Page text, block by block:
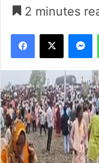
2 minutes
Facebook
X